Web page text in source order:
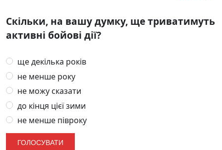
Скільки, на вашу думку, ще триватимуть
активні бойові дії?
ще декілька років
не менше року
не можу сказати
до кінця цієї зими
не менше півроку